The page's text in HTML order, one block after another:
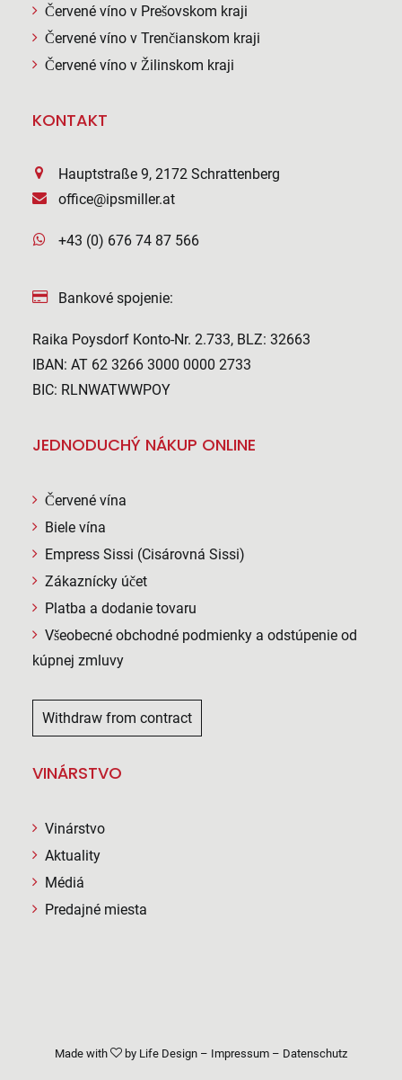
Červené víno v Prešovskom kraji
Červené víno v Trenčianskom kraji
Červené víno v Žilinskom kraji
KONTAKT
Hauptstraße 9, 2172 Schrattenberg
office@ipsmiller.at
+43 (0) 676 74 87 566
Bankové spojenie:
Raika Poysdorf Konto-Nr. 2.733, BLZ: 32663
IBAN: AT 62 3266 3000 0000 2733
BIC: RLNWATWWPOY
JEDNODUCHÝ NÁKUP ONLINE
Červené vína
Biele vína
Empress Sissi (Cisárovná Sissi)
Zákaznícky účet
Platba a dodanie tovaru
Všeobecné obchodné podmienky a odstúpenie od
kúpnej zmluvy
Withdraw from contract
VINÁRSTVO
Vinárstvo
Aktuality
Médiá
Predajné miesta
Made with by Life Design – Impressum – Datenschutz